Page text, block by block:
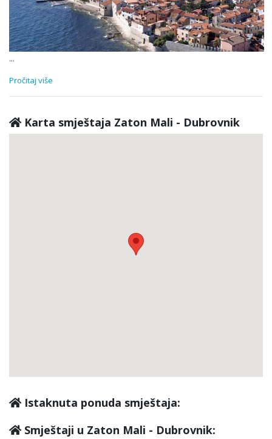
...
Pročitaj više
Karta smještaja Zaton Mali - Dubrovnik
Istaknuta ponuda smještaja:
Smještaji u Zaton Mali - Dubrovnik: